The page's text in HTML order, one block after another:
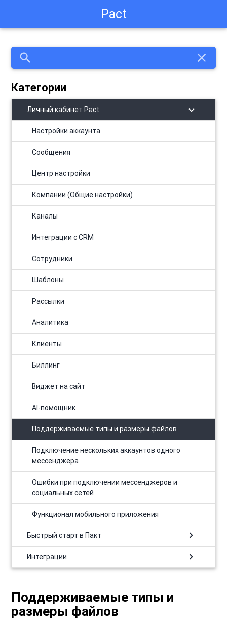
Pact
search close
Категории
Личный кабинет Pact chevron_right
Настройки аккаунта
Сообщения
Центр настройки
Компании (Общие настройки)
Каналы
Интеграции с CRM
Сотрудники
Шаблоны
Рассылки
Аналитика
Клиенты
Биллинг
Виджет на сайт
AI-помощник
Поддерживаемые типы и размеры файлов
Подключение нескольких аккаунтов одного
мессенджера
Ошибки при подключении мессенджеров и
социальных сетей
Функционал мобильного приложения
Быстрый старт в Пакт chevron_right
Интеграции chevron_right
Поддерживаемые типы и
размеры файлов